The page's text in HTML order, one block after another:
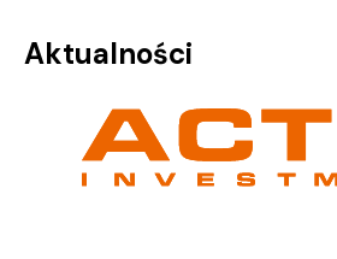
Aktualności